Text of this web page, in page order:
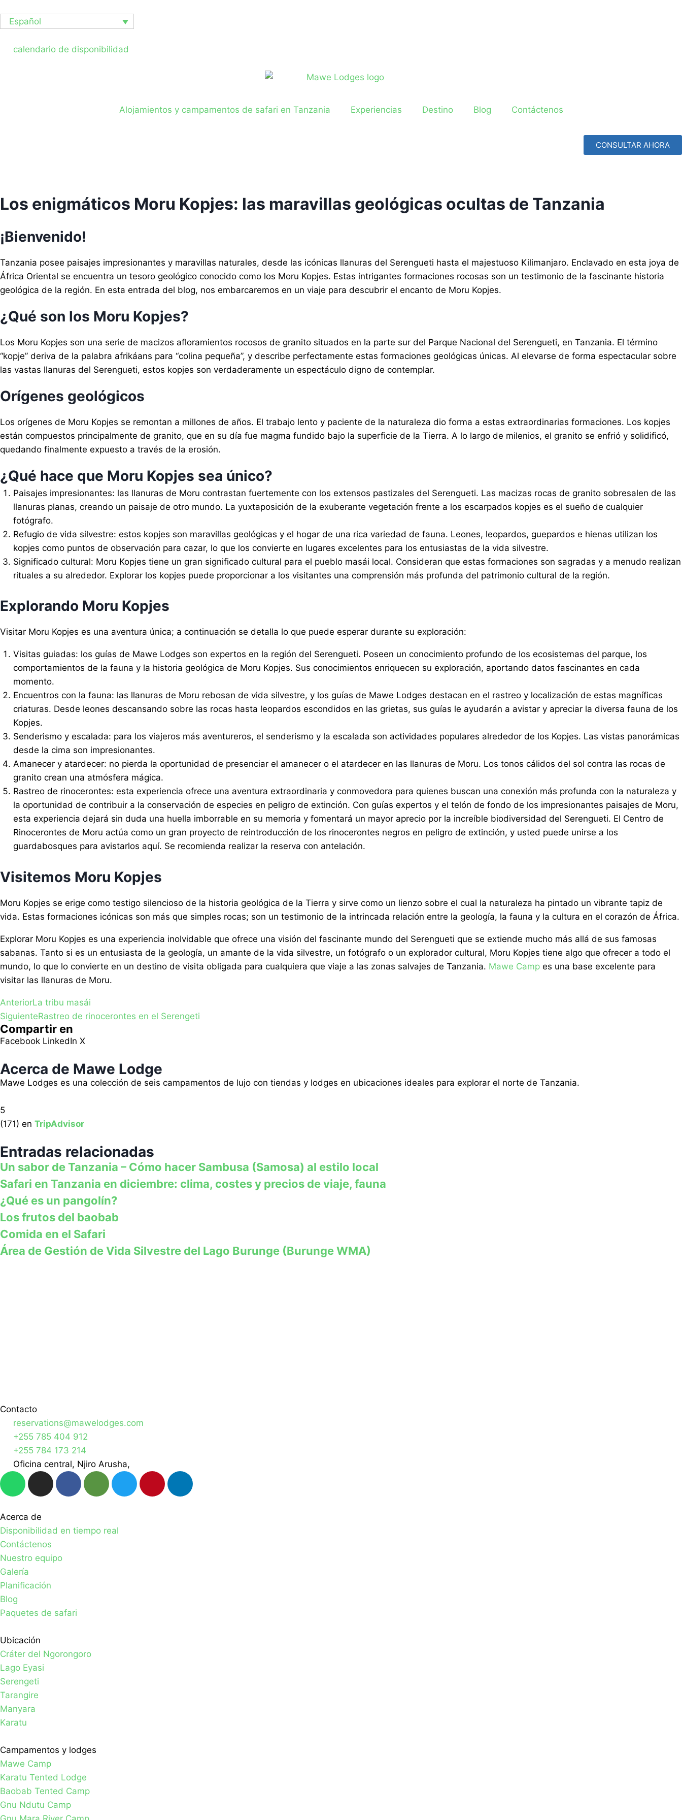
Español
calendario de disponibilidad
Alojamientos y campamentos de safari en Tanzania Experiencias Destino Blog Contáctenos
CONSULTAR AHORA
Los enigmáticos Moru Kopjes: las maravillas geológicas ocultas de Tanzania
¡Bienvenido!
Tanzania posee paisajes impresionantes y maravillas naturales, desde las icónicas llanuras del Serengueti hasta el majestuoso Kilimanjaro. Enclavado en esta joya de
África Oriental se encuentra un tesoro geológico conocido como los Moru Kopjes. Estas intrigantes formaciones rocosas son un testimonio de la fascinante historia
geológica de la región. En esta entrada del blog, nos embarcaremos en un viaje para descubrir el encanto de Moru Kopjes.
¿Qué son los Moru Kopjes?
Los Moru Kopjes son una serie de macizos afloramientos rocosos de granito situados en la parte sur del Parque Nacional del Serengueti, en Tanzania. El término
“kopje” deriva de la palabra afrikáans para “colina pequeña”, y describe perfectamente estas formaciones geológicas únicas. Al elevarse de forma espectacular sobre
las vastas llanuras del Serengueti, estos kopjes son verdaderamente un espectáculo digno de contemplar.
Orígenes geológicos
Los orígenes de Moru Kopjes se remontan a millones de años. El trabajo lento y paciente de la naturaleza dio forma a estas extraordinarias formaciones. Los kopjes
están compuestos principalmente de granito, que en su día fue magma fundido bajo la superficie de la Tierra. A lo largo de milenios, el granito se enfrió y solidificó,
quedando finalmente expuesto a través de la erosión.
¿Qué hace que Moru Kopjes sea único?
Paisajes impresionantes: las llanuras de Moru contrastan fuertemente con los extensos pastizales del Serengueti. Las macizas rocas de granito sobresalen de las
llanuras planas, creando un paisaje de otro mundo. La yuxtaposición de la exuberante vegetación frente a los escarpados kopjes es el sueño de cualquier
fotógrafo.
Refugio de vida silvestre: estos kopjes son maravillas geológicas y el hogar de una rica variedad de fauna. Leones, leopardos, guepardos e hienas utilizan los
kopjes como puntos de observación para cazar, lo que los convierte en lugares excelentes para los entusiastas de la vida silvestre.
Significado cultural: Moru Kopjes tiene un gran significado cultural para el pueblo masái local. Consideran que estas formaciones son sagradas y a menudo realizan
rituales a su alrededor. Explorar los kopjes puede proporcionar a los visitantes una comprensión más profunda del patrimonio cultural de la región.
Explorando Moru Kopjes
Visitar Moru Kopjes es una aventura única; a continuación se detalla lo que puede esperar durante su exploración:
Visitas guiadas: los guías de Mawe Lodges son expertos en la región del Serengueti. Poseen un conocimiento profundo de los ecosistemas del parque, los
comportamientos de la fauna y la historia geológica de Moru Kopjes. Sus conocimientos enriquecen su exploración, aportando datos fascinantes en cada
momento.
Encuentros con la fauna: las llanuras de Moru rebosan de vida silvestre, y los guías de Mawe Lodges destacan en el rastreo y localización de estas magníficas
criaturas. Desde leones descansando sobre las rocas hasta leopardos escondidos en las grietas, sus guías le ayudarán a avistar y apreciar la diversa fauna de los
Kopjes.
Senderismo y escalada: para los viajeros más aventureros, el senderismo y la escalada son actividades populares alrededor de los Kopjes. Las vistas panorámicas
desde la cima son impresionantes.
Amanecer y atardecer: no pierda la oportunidad de presenciar el amanecer o el atardecer en las llanuras de Moru. Los tonos cálidos del sol contra las rocas de
granito crean una atmósfera mágica.
Rastreo de rinocerontes: esta experiencia ofrece una aventura extraordinaria y conmovedora para quienes buscan una conexión más profunda con la naturaleza y
la oportunidad de contribuir a la conservación de especies en peligro de extinción. Con guías expertos y el telón de fondo de los impresionantes paisajes de Moru,
esta experiencia dejará sin duda una huella imborrable en su memoria y fomentará un mayor aprecio por la increíble biodiversidad del Serengueti. El Centro de
Rinocerontes de Moru actúa como un gran proyecto de reintroducción de los rinocerontes negros en peligro de extinción, y usted puede unirse a los
guardabosques para avistarlos aquí. Se recomienda realizar la reserva con antelación.
Visitemos Moru Kopjes
Moru Kopjes se erige como testigo silencioso de la historia geológica de la Tierra y sirve como un lienzo sobre el cual la naturaleza ha pintado un vibrante tapiz de
vida. Estas formaciones icónicas son más que simples rocas; son un testimonio de la intrincada relación entre la geología, la fauna y la cultura en el corazón de África.
Explorar Moru Kopjes es una experiencia inolvidable que ofrece una visión del fascinante mundo del Serengueti que se extiende mucho más allá de sus famosas
sabanas. Tanto si es un entusiasta de la geología, un amante de la vida silvestre, un fotógrafo o un explorador cultural, Moru Kopjes tiene algo que ofrecer a todo el
mundo, lo que lo convierte en un destino de visita obligada para cualquiera que viaje a las zonas salvajes de Tanzania. Mawe Camp es una base excelente para
visitar las llanuras de Moru.
AnteriorLa tribu masái
SiguienteRastreo de rinocerontes en el Serengeti
Compartir en
Facebook LinkedIn X
Acerca de Mawe Lodge
Mawe Lodges es una colección de seis campamentos de lujo con tiendas y lodges en ubicaciones ideales para explorar el norte de Tanzania.
5
(171) en TripAdvisor
Entradas relacionadas
Un sabor de Tanzania – Cómo hacer Sambusa (Samosa) al estilo local
Safari en Tanzania en diciembre: clima, costes y precios de viaje, fauna
¿Qué es un pangolín?
Los frutos del baobab
Comida en el Safari
Área de Gestión de Vida Silvestre del Lago Burunge (Burunge WMA)
Contacto
reservations@mawelodges.com
+255 785 404 912
+255 784 173 214
Oficina central, Njiro Arusha,
Acerca de
Disponibilidad en tiempo real
Contáctenos
Nuestro equipo
Galería
Planificación
Blog
Paquetes de safari
Ubicación
Cráter del Ngorongoro
Lago Eyasi
Serengeti
Tarangire
Manyara
Karatu
Campamentos y lodges
Mawe Camp
Karatu Tented Lodge
Baobab Tented Camp
Gnu Ndutu Camp